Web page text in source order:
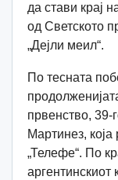
да стави крај
од Светското
„Дејли меил“.
По тесната
првенство,
Мартинез, која
„Телефе“. По
аргентинскиот